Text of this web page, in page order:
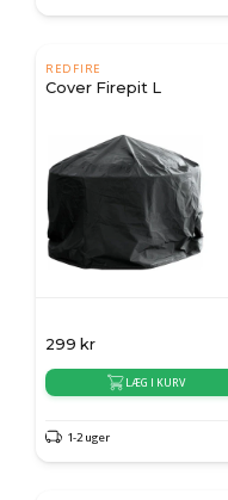
REDFIRE
Cover Firepit L
299 kr
LÆG I KURV
1-2 uger